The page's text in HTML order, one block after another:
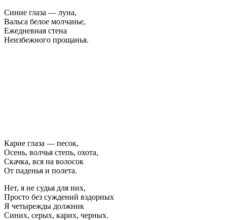
Синие глаза — луна,
Вальса белое молчанье,
Ежедневная стена
Неизбежного прощанья.
Карие глаза — песок,
Осень, волчья степь, охота,
Скачка, вся на волосок
От паденья и полета.
Нет, я не судья для них,
Просто без суждений вздорных
Я четырежды должник
Синих, серых, карих, черных.